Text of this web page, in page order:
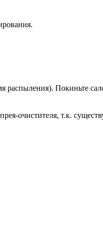
распыления). Покиньте
очистителя, т.к.